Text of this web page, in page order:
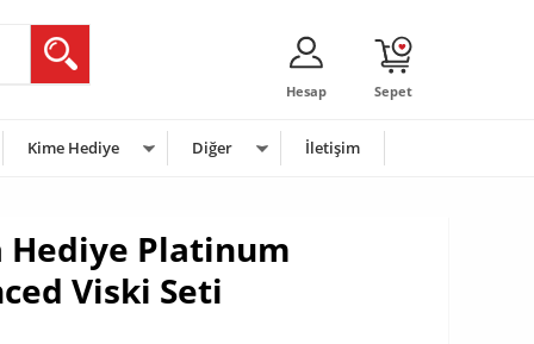
Sepet
Hesap
Kime Hediye Diğer İletişim
Hediye Platinum
Viski Seti